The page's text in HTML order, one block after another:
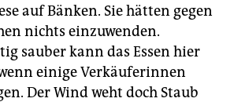
auf Bänken. Sie hätten gegen
nichts einzuwenden.
sauber kann das Essen hier
einige Verkäuferinnen
Der Wind weht doch Staub